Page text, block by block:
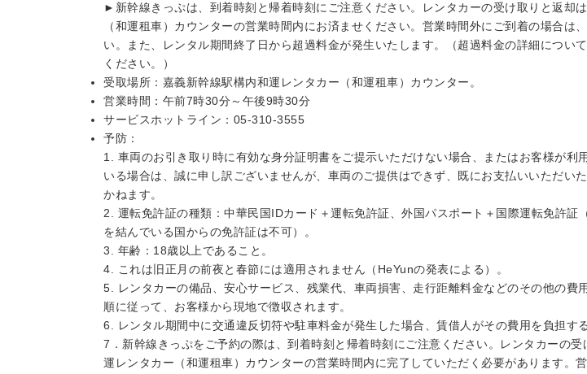
►新幹線きっぷは、到着時刻と帰着時刻にご注意ください。レンタカーの受け取りと返却
（和運租車）カウンターの営業時間内にお済ませください。営業時間外にご到着の場合は
い。また、レンタル期間終了日から超過料金が発生いたします。（超過料金の詳細につい
ください。）
受取場所：嘉義新幹線駅構内和運レンタカー（和運租車）カウンター。
営業時間：午前7時30分～午後9時30分
サービスホットライン：05-310-3555
予防：
1. 車両のお引き取り時に有効な身分証明書をご提示いただけない場合、またはお客様が利
いる場合は、誠に申し訳ございませんが、車両のご提供はできず、既にお支払いいただい
かねます。
2. 運転免許証の種類：中華民国IDカード＋運転免許証、外国パスポート＋国際運転免許証
を結んでいる国からの免許証は不可）。
3. 年齢：18歳以上であること。
4. これは旧正月の前夜と春節には適用されません（HeYunの発表による）。
5. レンタカーの備品、安心サービス、残業代、車両損害、走行距離料金などのその他の費
順に従って、お客様から現地で徴収されます。
6. レンタル期間中に交通違反切符や駐車料金が発生した場合、賃借人がその費用を負担す
7．新幹線きっぷをご予約の際は、到着時刻と帰着時刻にご注意ください。レンタカーの受
運レンタカー（和運租車）カウンターの営業時間内に完了していただく必要があります。